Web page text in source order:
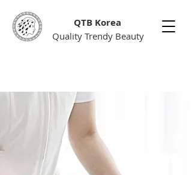
Quality Trendy Beauty
QTB Korea